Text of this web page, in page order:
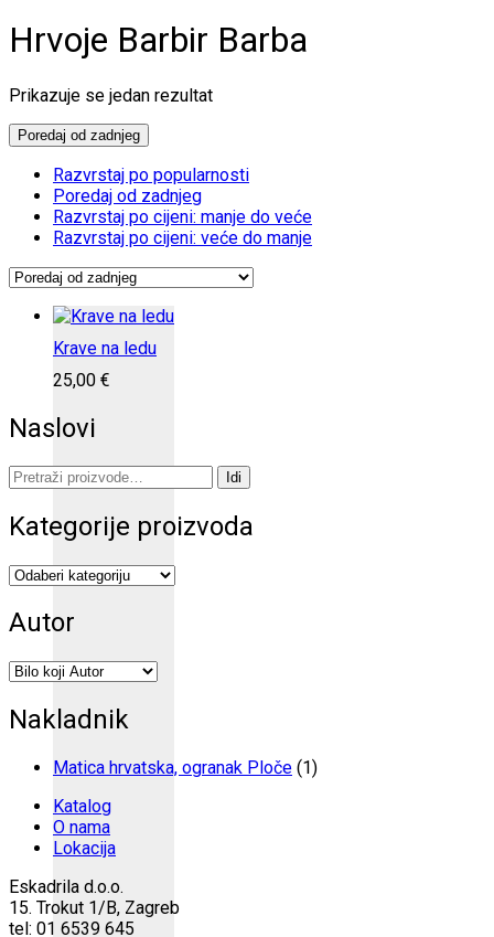
Hrvoje Barbir Barba
Prikazuje se jedan rezultat
Poredaj od zadnjeg
Razvrstaj po popularnosti
Poredaj od zadnjeg
Razvrstaj po cijeni: manje do veće
Razvrstaj po cijeni: veće do manje
Krave na ledu
25,00 €
Naslovi
Pretraži: Idi
Kategorije proizvoda
Autor
Nakladnik
Matica hrvatska, ogranak Ploče (1)
Katalog
O nama
Lokacija
Eskadrila d.o.o.
15. Trokut 1/B, Zagreb
tel: 01 6539 645